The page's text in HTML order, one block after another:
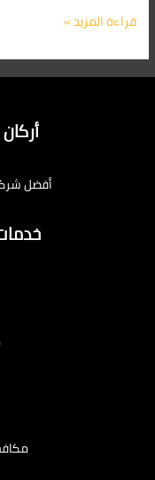
قراءة المزيد »
أفضل